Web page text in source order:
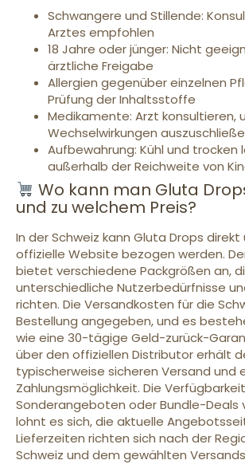
Schwangere und Stillende:
Arztes empfohlen
18 Jahre oder jünger: Nicht
ärztliche Freigabe
Allergien gegenüber einzelnen
Prüfung der Inhaltsstoffe
Medikamente: Arzt konsultieren,
Wechselwirkungen
Aufbewahrung: Kühl und trocken
außerhalb der Reichweite von
Wo kann man Gluta
und zu welchem Preis?
In der Schweiz kann Gluta Drops direkt
offizielle Website bezogen werden.
bietet verschiedene Packgrößen an,
unterschiedliche Nutzerbedürfnisse
richten. Die Versandkosten für die
Bestellung angegeben, und es
wie eine 30-tägige Geld-zurück-
über den offiziellen Distributor erhält
typischerweise sicheren Versand und
Zahlungsmöglichkeit. Die
Sonderangeboten oder Bundle-Deals
lohnt es sich, die aktuelle
Lieferzeiten richten sich nach der
Schweiz und dem gewählten